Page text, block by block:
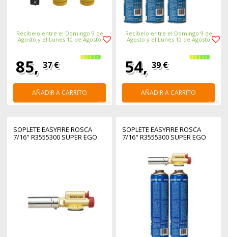
Recíbelo entre el Domingo 9 de
Agosto y el Lunes 10 de Agosto
85, 37 €
AÑADIR A CARRITO
367364
Recíbelo entre el Domingo 9 de
Agosto y el Lunes 10 de Agosto
54, 39 €
AÑADIR A CARRITO
367357
SOPLETE EASYFIRE ROSCA
7/16" R3555300 SUPER EGO
SOPLETE EASYFIRE ROSCA
7/16" R3555300 SUPER EGO